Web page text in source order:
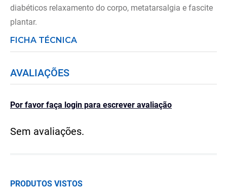
diabéticos relaxamento do corpo, metatarsalgia e fascite
plantar.
FICHA TÉCNICA
AVALIAÇÕES
Por favor faça login para escrever avaliação
Sem avaliações.
PRODUTOS VISTOS